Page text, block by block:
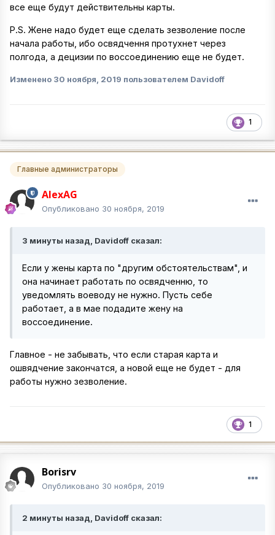
все еще будут действительны карты.
P.S. Жене надо будет еще сделать зезволение после
начала работы, ибо освядчення протухнет через
полгода, а децизии по воссоединению еще не будет.
Изменено 30 ноября, 2019 пользователем Davidoff
1
Главные администраторы
AlexAG
Опубликовано 30 ноября, 2019
3 минуты назад, Davidoff сказал:
Если у жены карта по "другим обстоятельствам", и
она начинает работать по освядченню, то
уведомлять воеводу не нужно. Пусть себе
работает, а в мае подадите жену на
воссоединение.
Главное - не забывать, что если старая карта и
ошвядчение закончатся, а новой еще не будет - для
работы нужно зезволение.
1
Borisrv
Опубликовано 30 ноября, 2019
2 минуты назад, Davidoff сказал: